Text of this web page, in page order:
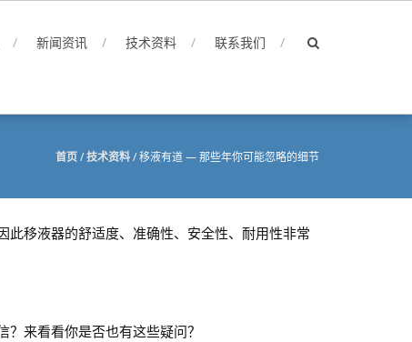
新闻资讯 技术资料 联系我们
首页/技术资料/移液有道 — 那些年你可能忽略的细节
移液器的舒适度、准确性、安全性、耐用性非常
来看看你是否也有这些疑问？